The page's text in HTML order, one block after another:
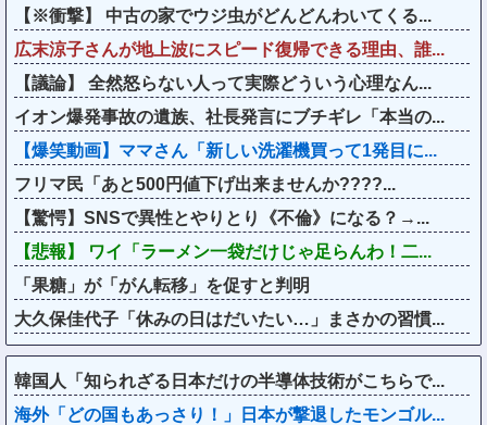
【※衝撃】 中古の家でウジ虫がどんどんわいてくる...
広末涼子さんが地上波にスピード復帰できる理由、誰...
【議論】 全然怒らない人って実際どういう心理なん...
イオン爆発事故の遺族、社長発言にブチギレ「本当の...
【爆笑動画】ママさん「新しい洗濯機買って1発目に...
フリマ民「あと500円値下げ出来ませんか????...
【驚愕】SNSで異性とやりとり《不倫》になる？→...
【悲報】 ワイ「ラーメン一袋だけじゃ足らんわ！二...
「果糖」が「がん転移」を促すと判明
大久保佳代子「休みの日はだいたい…」まさかの習慣...
韓国人「知られざる日本だけの半導体技術がこちらで...
海外「どの国もあっさり！」日本が撃退したモンゴル...